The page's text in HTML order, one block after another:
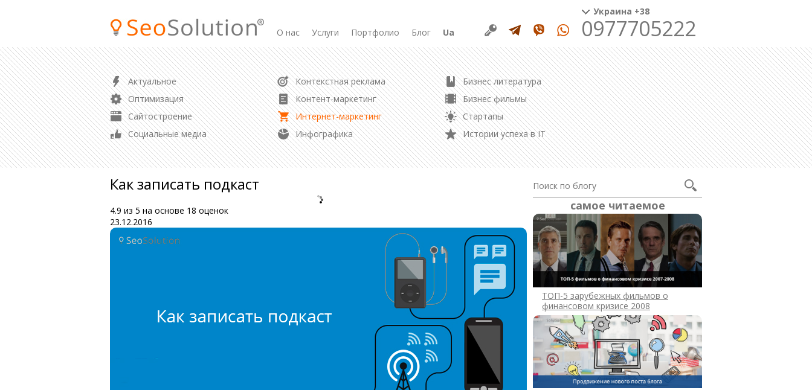
О нас Услуги Портфолио Блог
Актуальное
Оптимизация
Сайтостроение
Социальные медиа
Контекстная реклама
Контент-маркетинг
Интернет-маркетинг
Инфографика
Бизнес литература
Бизнес фильмы
Стартапы
Истории успеха в IT
Ua
Украина +38
0977705222
ПРОДВИЖЕНИЕ
SEO продвижение сайта
Продвижение магазина
Контекстная реклама
Аудит сайта
Продвижение в соцсетях
Управление репутацией
Контент маркетинг
РАЗРАБОТКА
Разработка сайта
Разработка лендинга
Редизайн сайта
Создание логотипа
самое читаемое
ТОП-5 зарубежных фильмов о
финансовом кризисе 2008
Как записать подкаст
4.9 из 5 на основе 18 оценок
23.12.2016